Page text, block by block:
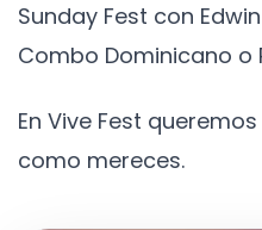
Sunday Fest con
Combo Dominicano o
En Vive Fest
como mereces.